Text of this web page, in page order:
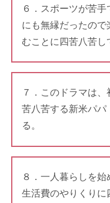
６．スポーツが苦
にも無縁だったの
むことに四苦八苦し
７．このドラマは
苦八苦する新米パパ
る。
８．一人暮らしを始
生活費のやりくりに